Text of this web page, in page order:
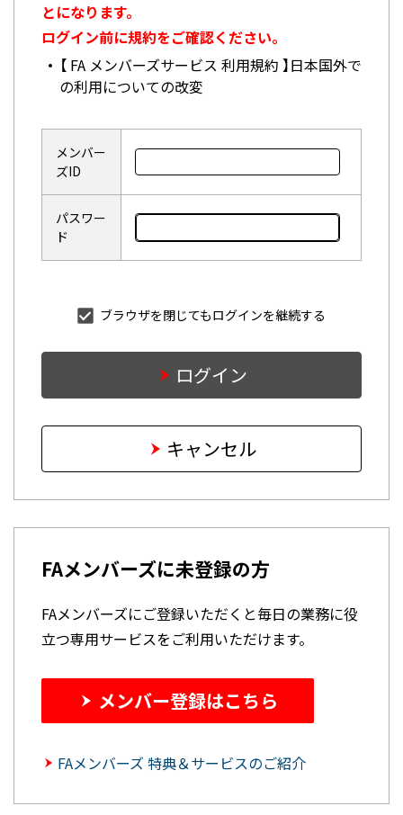
とになります。
ログイン前に規約をご確認ください。
【 FA メンバーズサービス 利用規約 】日本国外で
の利用についての改変
メンバー
ズID
パスワー
ド
ブラウザを閉じてもログインを継続する
ログイン
キャンセル
FAメンバーズに未登録の方
FAメンバーズにご登録いただくと毎日の業務に役
立つ専用サービスをご利用いただけます。
メンバー登録はこちら
FAメンバーズ 特典＆サービスのご紹介